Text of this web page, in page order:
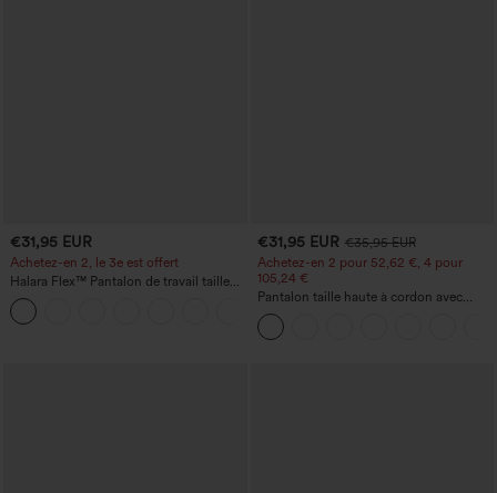
€31,95 EUR
Achetez-en 2, le 3e est offert
Halara Flex™ Pantalon de travail taille
haute avec poche latérale arrière et
légère coupe évasée
€31,95 EUR €35,95 EUR
Achetez-en 2 pour 52,62 €, 4 pour
105,24 €
Pantalon taille haute à cordon avec
poches, jambe large et coupe ample,
style décontracté, effet lin